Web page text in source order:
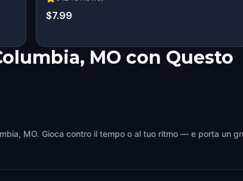
$7.99
MO con Questo
MO. Gioca contro il tempo o al tuo ritmo — e porta un